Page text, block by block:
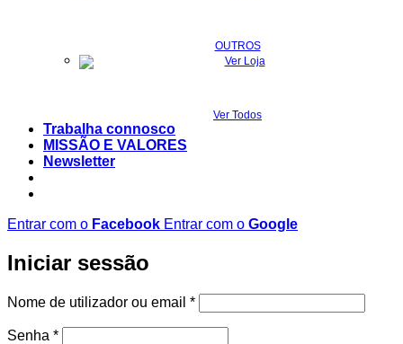
OUTROS
Ver Todos
Trabalha connosco
MISSÃO E VALORES
Newsletter
Entrar com o Facebook Entrar com o Google
Iniciar sessão
Nome de utilizador ou email *Obrigatório
Senha *Obrigatório